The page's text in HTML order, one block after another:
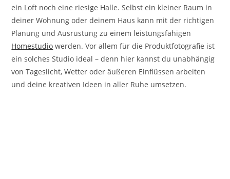
ein Loft noch eine riesige Halle. Selbst ein kleiner Raum in
deiner Wohnung oder deinem Haus kann mit der richtigen
Planung und Ausrüstung zu einem leistungsfähigen
Homestudio werden. Vor allem für die Produktfotografie ist
ein solches Studio ideal – denn hier kannst du unabhängig
von Tageslicht, Wetter oder äußeren Einflüssen arbeiten
und deine kreativen Ideen in aller Ruhe umsetzen.